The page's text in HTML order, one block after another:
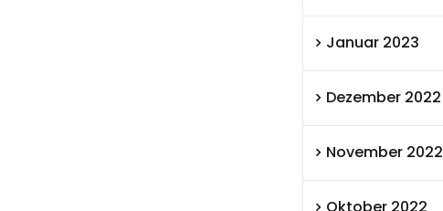
Januar 2023
Dezember 2022
November 2022